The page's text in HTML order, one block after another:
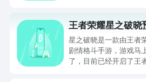
家下载，这样就不会错
是是一个什么样的游戏
详情解析吧。
王者荣耀星之破晓
星之破晓是一款由王者
剧情格斗手游，游戏马
了，目前已经开启了王